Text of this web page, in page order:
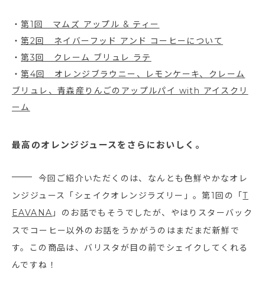
・第1回 マムズ アップル & ティー
・第2回 ネイバーフッド アンド コーヒーについて
・第3回 クレーム ブリュレ ラテ
・第4回 オレンジブラウニー、レモンケーキ、クレーム
ブリュレ、青森産りんごのアップルパイ with アイスクリ
ーム
最高のオレンジジュースをさらにおいしく。
今回ご紹介いただくのは、なんとも色鮮やかなオレ
ンジジュース「シェイクオレンジラズリー」。第1回の「T
EAVANA 」のお話でもそうでしたが、やはりスターバック
スでコーヒー以外のお話をうかがうのはまだまだ新鮮で
す。この商品は、バリスタが目の前でシェイクしてくれる
んですね！